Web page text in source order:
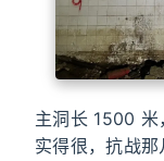
主洞长 1500
实得很，抗战